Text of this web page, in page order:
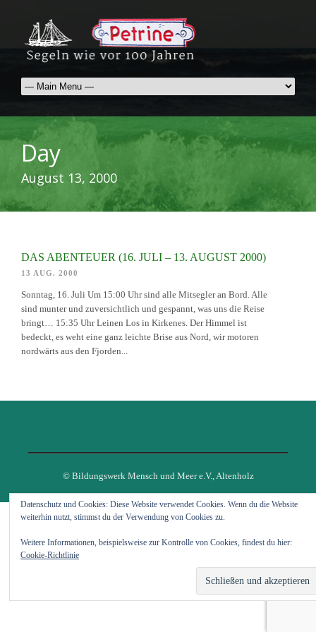
Day
August 13, 2000
DAS ABENTEUER (16. JULI – 13. AUGUST 2000)
13 AUG. 2000
Sonntag, 16. Juli Um 15:00 Uhr sind alle Mitsegler an Bord. Alle
sind munter und zuversichtlich und gespannt, was uns die Reise
bringt… 15:35 Uhr Leinen Los in Kirkenes. Der Himmel ist
bedeckt, es weht eine ganz leichte Brise aus Nord, wir motoren
nordwärts aus den Fjorden...
© Bildungswerk Mensch und Meer e.V., Altenholz
Datenschutz und Cookies: Diese Website verwendet Cookies. Wenn du die Website
weiterhin nutzt, stimmst du der Verwendung von Cookies zu.
Weitere Informationen, beispielsweise zur Kontrolle von Cookies, findest du hier:
Cookie-Richtlinie